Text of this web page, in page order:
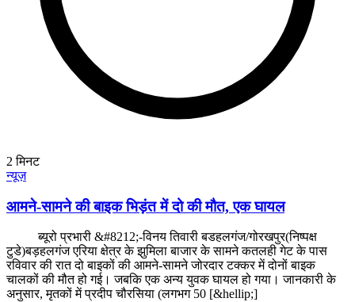
2 मिनट
न्यूज़
आमने-सामने की बाइक भिड़ंत में दो की मौत, एक घायल
ब्यूरो प्रभारी &#8212;-विनय तिवारी बडहलगंज/गोरखपुर(निष्पक्ष
टुडे)बड़हलगंज एरिया क्षेत्र के झुमिला बाजार के सामने कतलही गेट के पास
रविवार की रात दो बाइकों की आमने-सामने जोरदार टक्कर में दोनों बाइक
चालकों की मौत हो गई। जबकि एक अन्य युवक घायल हो गया। जानकारी के
अनुसार, मृतकों में प्रदीप चौरसिया (लगभग 50 [&hellip;]